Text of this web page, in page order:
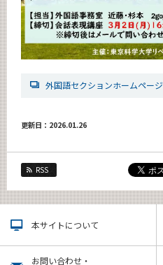
外国語セクションホームページ
更新日：2026.01.26
RSS
本サイトについて
お問い合わせ・